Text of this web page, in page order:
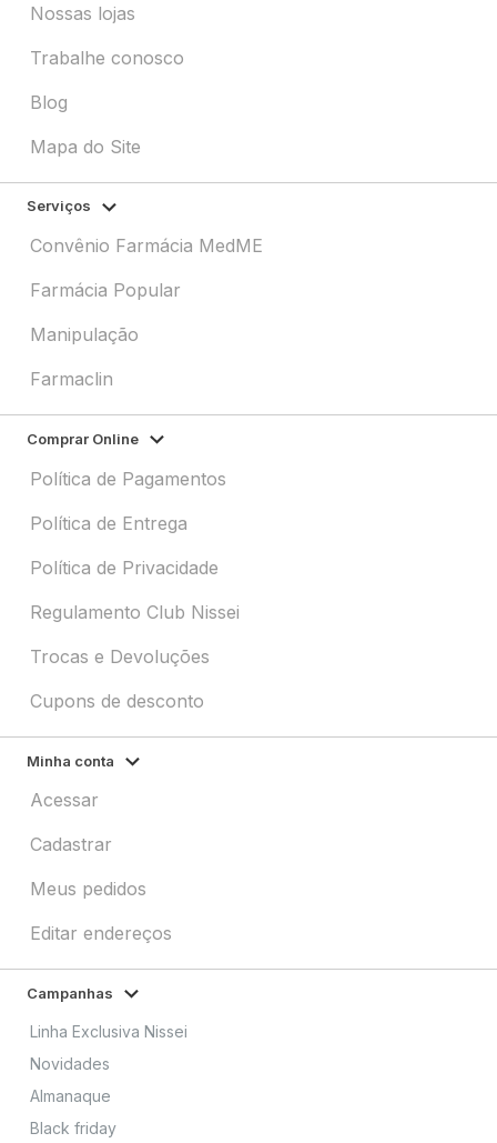
Nossas lojas
Trabalhe conosco
Blog
Mapa do Site
Serviços
Convênio Farmácia MedME
Farmácia Popular
Manipulação
Farmaclin
Comprar Online
Política de Pagamentos
Política de Entrega
Política de Privacidade
Regulamento Club Nissei
Trocas e Devoluções
Cupons de desconto
Minha conta
Acessar
Cadastrar
Meus pedidos
Editar endereços
Campanhas
Linha Exclusiva Nissei
Novidades
Almanaque
Black friday